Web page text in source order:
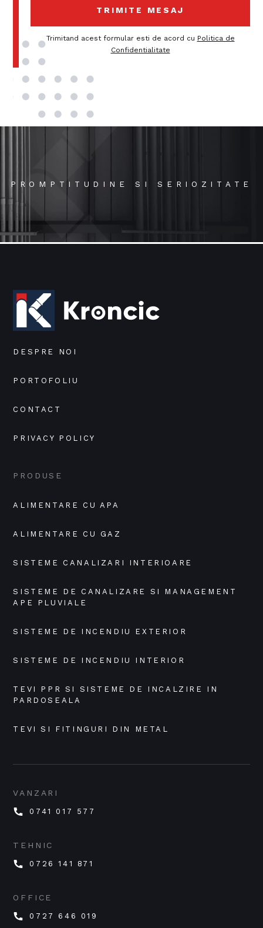
Trimitand acest formular esti de acord cu Politica de
Confidentialitate
PROMPTITUDINE SI SERIOZITATE
DESPRE NOI
PORTOFOLIU
CONTACT
PRIVACY POLICY
PRODUSE
ALIMENTARE CU APA
ALIMENTARE CU GAZ
SISTEME CANALIZARI INTERIOARE
SISTEME DE CANALIZARE SI MANAGEMENT
APE PLUVIALE
SISTEME DE INCENDIU EXTERIOR
SISTEME DE INCENDIU INTERIOR
TEVI PPR SI SISTEME DE INCALZIRE IN
PARDOSEALA
TEVI SI FITINGURI DIN METAL
VANZARI
0741 017 577
TEHNIC
0726 141 871
OFFICE
0727 646 019